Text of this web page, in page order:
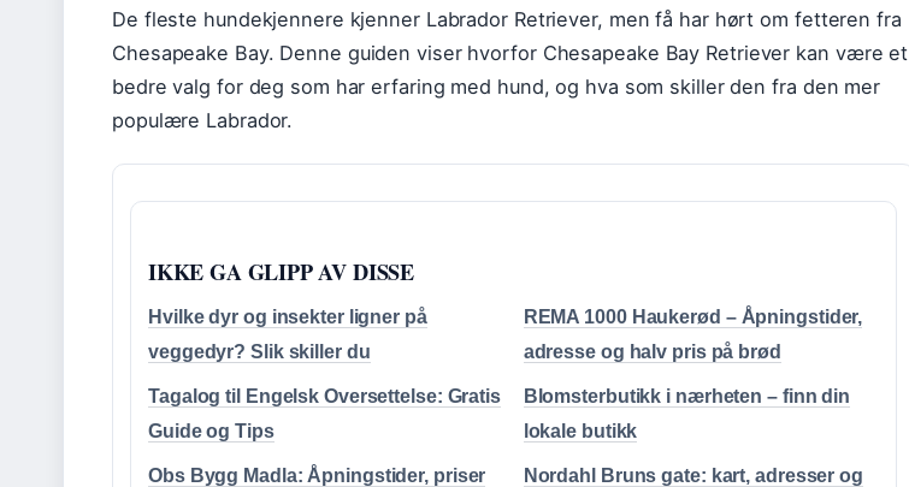
De fleste hundekjennere kjenner Labrador Retriever, men få har hørt om fetteren fra
Chesapeake Bay. Denne guiden viser hvorfor Chesapeake Bay Retriever kan være et
bedre valg for deg som har erfaring med hund, og hva som skiller den fra den mer
populære Labrador.
IKKE GA GLIPP AV DISSE
Hvilke dyr og insekter ligner på
veggedyr? Slik skiller du
REMA 1000 Haukerød – Åpningstider,
adresse og halv pris på brød
Tagalog til Engelsk Oversettelse: Gratis
Guide og Tips
Blomsterbutikk i nærheten – finn din
lokale butikk
Obs Bygg Madla: Åpningstider, priser
Nordahl Bruns gate: kart, adresser og